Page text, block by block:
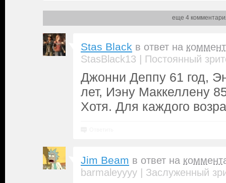
еще 4
Stas Black в ответ на
StasBlack13 | Постоянный
Джонни Деппу 61 год,
лет, Иэну Маккеллену
Хотя. Для каждого
Jim Beam в ответ на
barmaleyyyy | Заслуженный